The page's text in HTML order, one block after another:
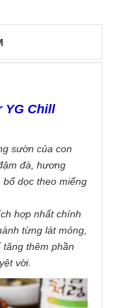
YG Chill
sườn của con
đà, hương
bổ dọc theo miếng
hợp nhất chính
từng lát mỏng,
thêm phần
vời.